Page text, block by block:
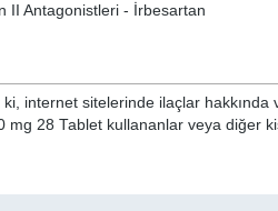
II Antagonistleri - İrbesartan
ki, internet sitelerinde ilaçlar hakkında
mg 28 Tablet kullananlar veya diğer